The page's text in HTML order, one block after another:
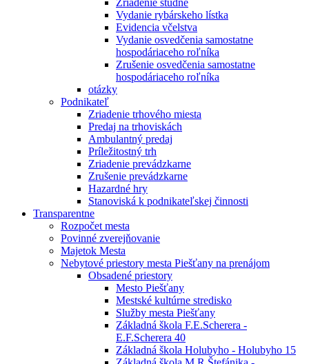
Zriadenie studne
Vydanie rybárskeho lístka
Evidencia včelstva
Vydanie osvedčenia samostatne
hospodáriaceho roľníka
Zrušenie osvedčenia samostatne
hospodáriaceho roľníka
otázky
Podnikateľ
Zriadenie trhového miesta
Predaj na trhoviskách
Ambulantný predaj
Príležitostný trh
Zriadenie prevádzkarne
Zrušenie prevádzkarne
Hazardné hry
Stanoviská k podnikateľskej činnosti
Transparentne
Rozpočet mesta
Povinné zverejňovanie
Majetok Mesta
Nebytové priestory mesta Piešťany na prenájom
Obsadené priestory
Mesto Piešťany
Mestské kultúrne stredisko
Služby mesta Piešťany
Základná škola F.E.Scherera -
E.F.Scherera 40
Základná škola Holubyho - Holubyho 15